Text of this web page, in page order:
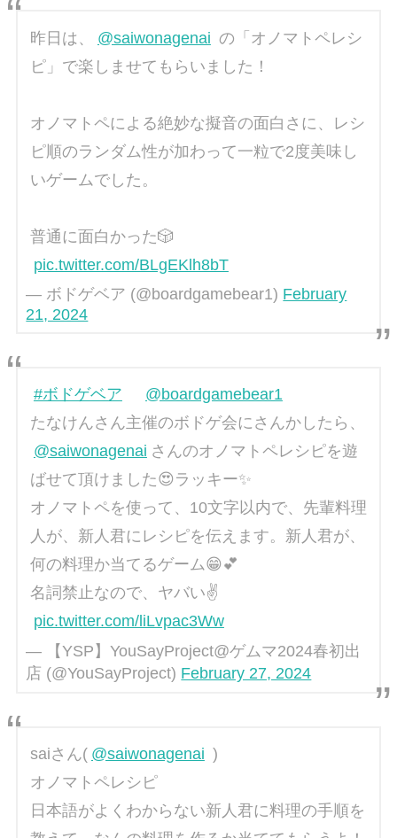
昨日は、 @saiwonagenai の「オノマトペレシ
ピ」で楽しませてもらいました！
オノマトペによる絶妙な擬音の面白さに、レシ
ピ順のランダム性が加わって一粒で2度美味し
いゲームでした。
普通に面白かった🎲
pic.twitter.com/BLgEKlh8bT
— ボドゲベア (@boardgamebear1) February
21, 2024
#ボドゲベア
@boardgamebear1
たなけんさん主催のボドゲ会にさんかしたら、
@saiwonagenai さんのオノマトペレシピを遊
ばせて頂けました😍ラッキー✨
オノマトペを使って、10文字以内で、先輩料理
人が、新人君にレシピを伝えます。新人君が、
何の料理か当てるゲーム😁💕
名詞禁止なので、ヤバい✌️
pic.twitter.com/liLvpac3Ww
— 【YSP】YouSayProject@ゲムマ2024春初出
店 (@YouSayProject) February 27, 2024
saiさん( @saiwonagenai )
オノマトペレシピ
日本語がよくわからない新人君に料理の手順を